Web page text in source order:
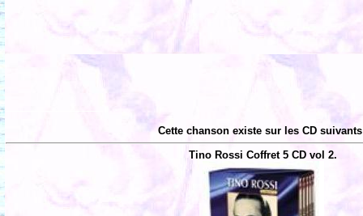
Cette chanson existe sur les CD
Tino Rossi Coffret 5 CD vol 2.